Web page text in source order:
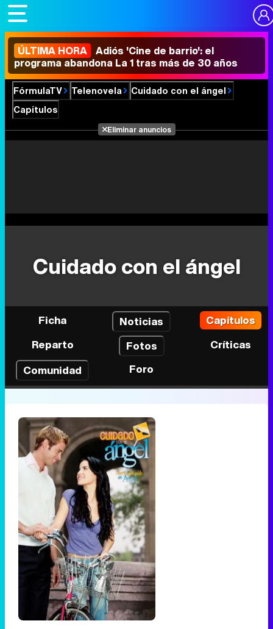
ÚLTIMA HORA Adiós 'Cine de barrio': el
programa abandona La 1 tras más de 30 años
FórmulaTV Telenovela
Cuidado con el ángel
Capítulos
Eliminar anuncios
Cuidado con el ángel
Ficha Noticias
Capítulos
Reparto
Fotos
Críticas
Comunidad
Foro